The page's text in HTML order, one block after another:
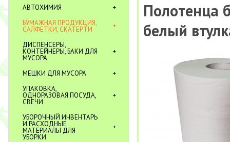
АВТОХИМИЯ
БУМАЖНАЯ ПРОДУКЦИЯ,
САЛФЕТКИ, СКАТЕРТИ
ДИСПЕНСЕРЫ,
КОНТЕЙНЕРЫ, БАКИ ДЛЯ
МУСОРА
МЕШКИ ДЛЯ МУСОРА
УПАКОВКА,
ОДНОРАЗОВАЯ ПОСУДА,
СВЕЧИ
УБОРОЧНЫЙ ИНВЕНТАРЬ
И РАСХОДНЫЕ
МАТЕРИАЛЫ ДЛЯ
УБОРКИ
Полотенца
белый